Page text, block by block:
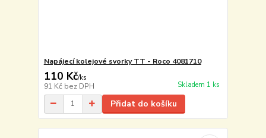
Napájecí kolejové svorky TT - Roco 4081710
110 Kč/ks
91 Kč bez DPH Skladem 1 ks
Přidat do košíku